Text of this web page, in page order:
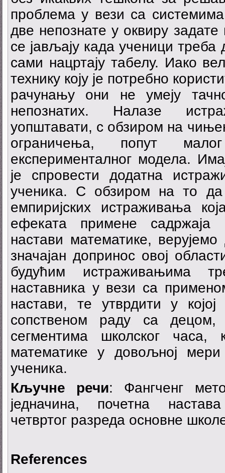
проблема у вези са
две непознате у оквиру
се јављају када ученици
сами нацртају табелу. Иако
технику коју је потребно
рачунању они не умеју
непознатих. Налазе
уопштавати, с обзиром на
ограничења, попут
експерименталног модела.
је спровести додатна
ученика. С обзиром на то да
емпиријских истраживања
ефеката примене садржаја
настави математике,
значајан допринос овој
будућим истраживањима
наставника у вези са
настави, те утврдити у
сопственом раду са
сегментима школског
математике у довољној мери
ученика.
Кључне речи: Фангченг
једначина, почетна
четвртог разреда основне
References